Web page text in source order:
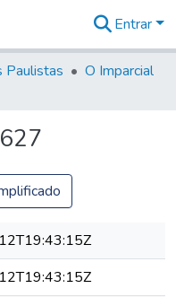
Entrar
Paulistas
O Imparcial